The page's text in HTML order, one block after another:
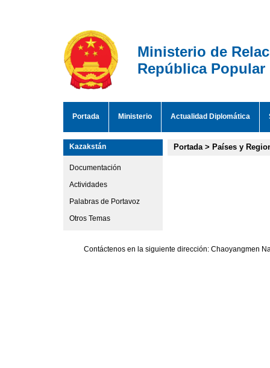
Ministerio de
República Popular
Portada Ministerio Actualidad Diplomática
Kazakstán
Documentación
Actividades
Palabras de Portavoz
Otros Temas
Portada> Países y
Contáctenos en la siguiente dirección: Chaoyangmen